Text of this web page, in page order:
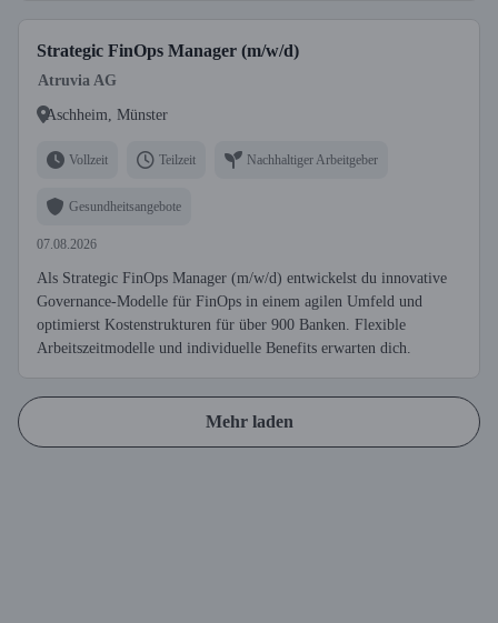
Strategic FinOps Manager (m/w/d)
Atruvia AG
Aschheim, Münster
Vollzeit Teilzeit Nachhaltiger Arbeitgeber
Gesundheitsangebote
07.08.2026
Als Strategic FinOps Manager (m/w/d) entwickelst du innovative
Governance-Modelle für FinOps in einem agilen Umfeld und
optimierst Kostenstrukturen für über 900 Banken. Flexible
Arbeitszeitmodelle und individuelle Benefits erwarten dich.
Mehr laden